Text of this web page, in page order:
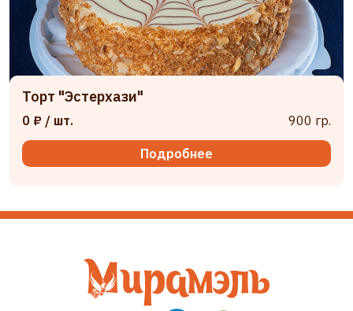
Торт "Эстерхази"
0 ₽ / шт. 900 гр.
Подробнее